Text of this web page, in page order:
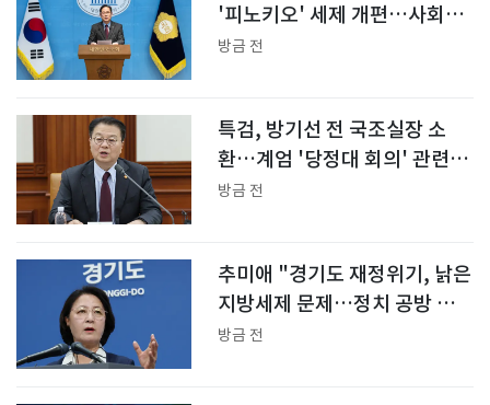
'피노키오' 세제 개편…사회주
의 전환"
방금 전
특검, 방기선 전 국조실장 소
환…계엄 '당정대 회의' 관련
(종합2보)
방금 전
추미애 "경기도 재정위기, 낡은
지방세제 문제…정치 공방 말
라"
방금 전